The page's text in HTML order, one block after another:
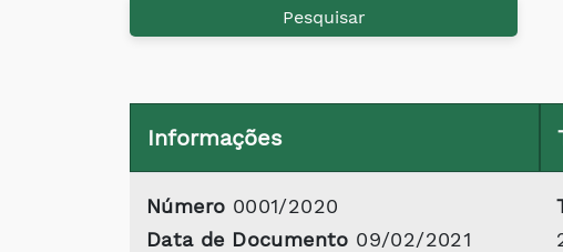
Pesquisar
Informações
Número 0001/2020
Data de Documento 09/02/2021